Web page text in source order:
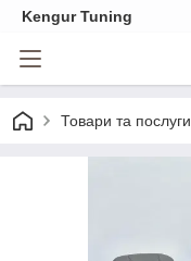
Kengur Tuning
Товари та послуги